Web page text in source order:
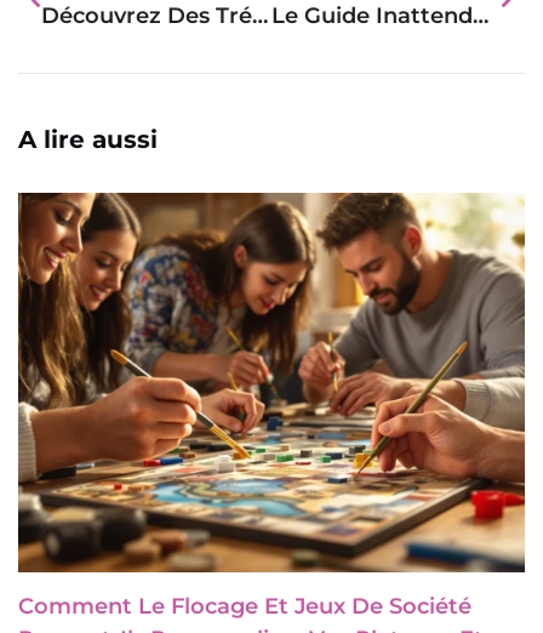
Découvrez Des Trésors Naturels Pour Le Bien-Être De Votre Bébé ! Le Guide Inattendu Pour Dénicher Le Siège Auto Parfait Pour Bébé.
A lire aussi
Comment Le Flocage Et Jeux De Société